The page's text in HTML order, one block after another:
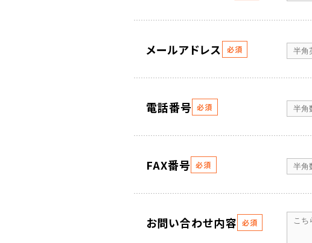
メールアドレス 必須
電話番号 必須
FAX番号 必須
お問い合わせ内容 必須